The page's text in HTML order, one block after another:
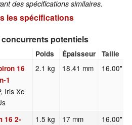
des spécifications similaires.
les spécifications
potentiels
Poids Épaisseur Taille
16
1
Iris Xe
2.1 kg 18.41 mm 16.00"
16 2-
1.5 kg 17 mm 16.00"